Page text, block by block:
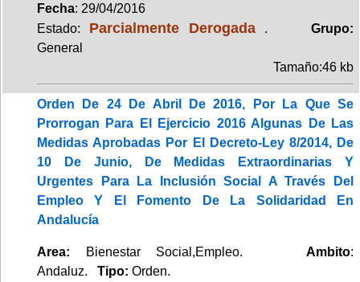
Fecha: 29/04/2016
Estado: Parcialmente Derogada.
Grupo:
General
Tamaño:46 kb
Orden De 24 De Abril De 2016, Por La Que Se
Prorrogan Para El Ejercicio 2016 Algunas De Las
Medidas Aprobadas Por El Decreto-Ley 8/2014, De
10 De Junio, De Medidas Extraordinarias Y
Urgentes Para La Inclusión Social A Través Del
Empleo Y El Fomento De La Solidaridad En
Andalucía
Area: Bienestar Social,Empleo. Ambito:
Andaluz. Tipo: Orden.